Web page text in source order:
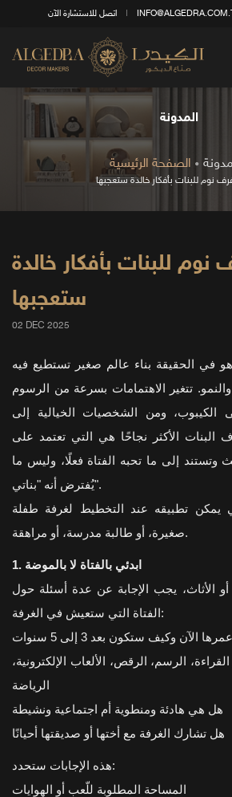
اتصل للاستشارة الآن
المدونة
الصفحة الرئيسية
نوم للبنات بأفكار خالدة ستعجبها
للبنات بأفكار خالدة
ستعجبها
02 DEC 2025
هو في الحقيقة بناء عالم صغير تستطيع فيه
والنمو. تتغير الاهتمامات بسرعة من الرسوم
الكيبوب، ومن الشخصيات الخيالية إلى
البنات الأكثر نجاحًا هي التي تعتمد على
وتستند إلى ما تحبه الفتاة فعلًا، وليس ما
يُفترض أنه "بناتي".
يمكن تطبيقه عند التخطيط لغرفة طفلة
صغيرة، أو طالبة مدرسة، أو مراهقة.
1. ابدئي بالفتاة لا بالموضة
أو الأثاث، يجب الإجابة عن عدة أسئلة حول
الفتاة التي ستعيش في الغرفة:
الآن وكيف ستكون بعد 3 إلى 5 سنوات
الرسم، الرقص، الألعاب الإلكترونية،
الرياضة
هل هي هادئة ومنطوية أم اجتماعية ونشيطة
هل تشارك الغرفة مع أختها أو صديقتها أحيانًا
هذه الإجابات ستحدد:
المساحة المطلوبة للّعب أو الهوايات